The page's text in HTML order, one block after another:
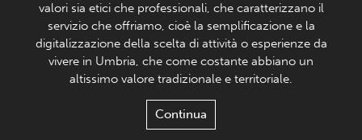
valori sia etici che professionali, che caratterizzano il
servizio che offriamo, cioè la semplificazione e la
digitalizzazione della scelta di attività o esperienze da
vivere in Umbria, che come costante abbiano un
altissimo valore tradizionale e territoriale.
Continua